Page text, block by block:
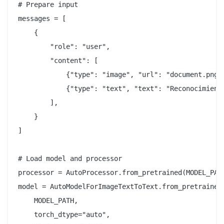
# Prepare input
messages = [
    {
        "role": "user",
        "content": [
{"type": "image", "url":
{"type": "text", "text":
        ],
    }
]
# Load model and processor
processor =
model =
    MODEL_PATH,
    torch_dtype="auto",